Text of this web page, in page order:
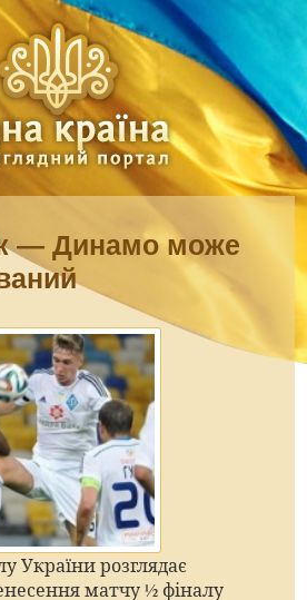
— Динамо може
України розглядає
матчу ½ фіналу